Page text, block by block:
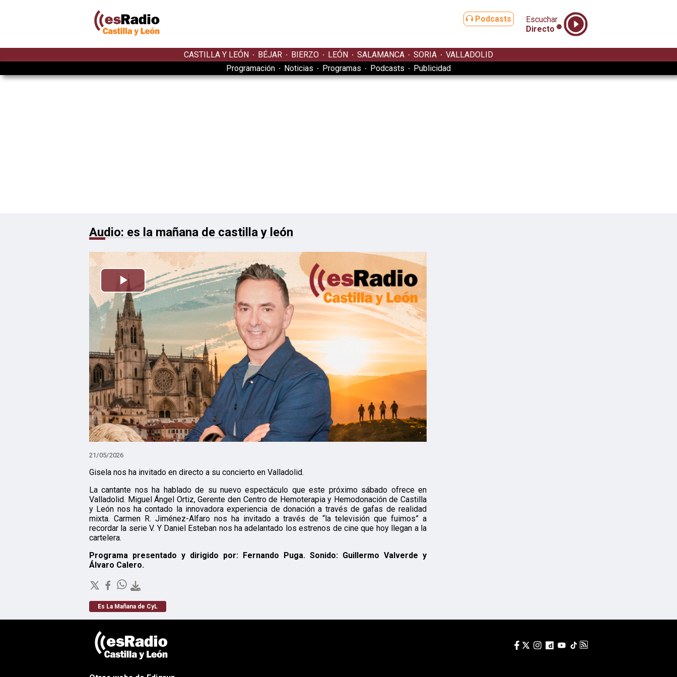
Podcasts
Escuchar
Directo
CASTILLA Y LEÓN BÉJAR BIERZO LEÓN SALAMANCA SORIA
VALLADOLID
Programación
Noticias Programas Podcasts Publicidad
Audio: es la mañana de castilla y león
Reproducir
21/05/2026
Gisela nos ha invitado en directo a su concierto en Valladolid.
La cantante nos ha hablado de su nuevo espectáculo que este próximo sábado ofrece en
Valladolid. Miguel Ángel Ortiz, Gerente den Centro de Hemoterapia y Hemodonación de Castilla
y León nos ha contado la innovadora experiencia de donación a través de gafas de realidad
mixta. Carmen R. Jiménez-Alfaro nos ha invitado a través de “la televisión que fuimos” a
recordar la serie V. Y Daniel Esteban nos ha adelantado los estrenos de cine que hoy llegan a la
cartelera.
Programa presentado y dirigido por: Fernando Puga. Sonido: Guillermo Valverde y
Álvaro Calero.
Es La Mañana de CyL